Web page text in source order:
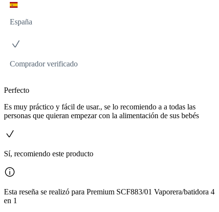
España
Comprador verificado
Perfecto
Es muy práctico y fácil de usar., se lo recomiendo a a todas las
personas que quieran empezar con la alimentación de sus bebés
Sí, recomiendo este producto
Esta reseña se realizó para Premium SCF883/01 Vaporera/batidora 4
en 1